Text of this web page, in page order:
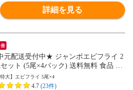
詳細を見る
元配送受付中★ ジャンボエビフライ 2
ット (5尾×4パック) 送料無料 食品 海
最安値に挑戦！6600円→5000円セー
特大】エビフライ 5尾×4
4.7 (23件)